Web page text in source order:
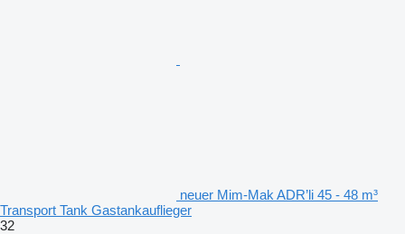
neuer Mim-Mak ADR’li 45 - 48 m³
Transport Tank Gastankauflieger
32